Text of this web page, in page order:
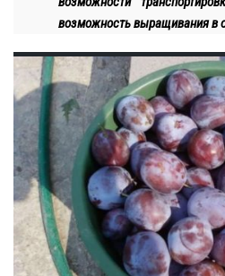
возможность выращивания в